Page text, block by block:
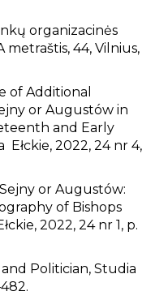
organizacinės
metraštis, 44, Vilnius,
of Additional
or Augustów in
and Early
2022, 24 nr 4,
or Augustów:
of Bishops
2022, 24 nr 1, p.
Politician, Studia